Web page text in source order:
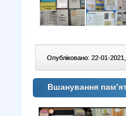
Опубліковано: 22-01-
Вшанування